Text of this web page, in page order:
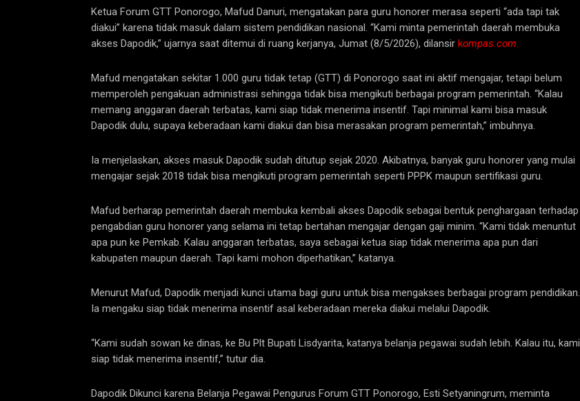
Ketua Forum GTT Ponorogo, Mafud Danuri, mengatakan para guru honorer merasa seperti “ada tapi tak
diakui” karena tidak masuk dalam sistem pendidikan nasional. “Kami minta pemerintah daerah membuka
akses Dapodik,” ujarnya saat ditemui di ruang kerjanya, Jumat (8/5/2026), dilansir kompas.com.
Mafud mengatakan sekitar 1.000 guru tidak tetap (GTT) di Ponorogo saat ini aktif mengajar, tetapi belum
memperoleh pengakuan administrasi sehingga tidak bisa mengikuti berbagai program pemerintah. “Kalau
memang anggaran daerah terbatas, kami siap tidak menerima insentif. Tapi minimal kami bisa masuk
Dapodik dulu, supaya keberadaan kami diakui dan bisa merasakan program pemerintah,” imbuhnya.
Ia menjelaskan, akses masuk Dapodik sudah ditutup sejak 2020. Akibatnya, banyak guru honorer yang mulai
mengajar sejak 2018 tidak bisa mengikuti program pemerintah seperti PPPK maupun sertifikasi guru.
Mafud berharap pemerintah daerah membuka kembali akses Dapodik sebagai bentuk penghargaan terhadap
pengabdian guru honorer yang selama ini tetap bertahan mengajar dengan gaji minim. “Kami tidak menuntut
apa pun ke Pemkab. Kalau anggaran terbatas, saya sebagai ketua siap tidak menerima apa pun dari
kabupaten maupun daerah. Tapi kami mohon diperhatikan,” katanya.
Menurut Mafud, Dapodik menjadi kunci utama bagi guru untuk bisa mengakses berbagai program pendidikan.
Ia mengaku siap tidak menerima insentif asal keberadaan mereka diakui melalui Dapodik.
“Kami sudah sowan ke dinas, ke Bu Plt Bupati Lisdyarita, katanya belanja pegawai sudah lebih. Kalau itu, kami
siap tidak menerima insentif,” tutur dia.
Dapodik Dikunci karena Belanja Pegawai Pengurus Forum GTT Ponorogo, Esti Setyaningrum, meminta